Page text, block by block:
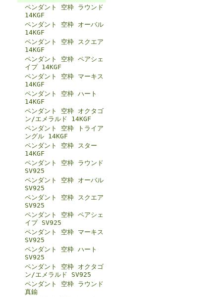
ペンダント 空枠 ラウンド
14KGF
ペンダント 空枠 オーバル
14KGF
ペンダント 空枠 スクエア
14KGF
ペンダント 空枠 ペアシェ
イプ 14KGF
ペンダント 空枠 マーキス
14KGF
ペンダント 空枠 ハート
14KGF
ペンダント 空枠 オクタゴ
ン/エメラルド 14KGF
ペンダント 空枠 トライア
ングル 14KGF
ペンダント 空枠 スター
14KGF
ペンダント 空枠 ラウンド
SV925
ペンダント 空枠 オーバル
SV925
ペンダント 空枠 スクエア
SV925
ペンダント 空枠 ペアシェ
イプ SV925
ペンダント 空枠 マーキス
SV925
ペンダント 空枠 ハート
SV925
ペンダント 空枠 オクタゴ
ン/エメラルド SV925
ペンダント 空枠 ラウンド
真鍮